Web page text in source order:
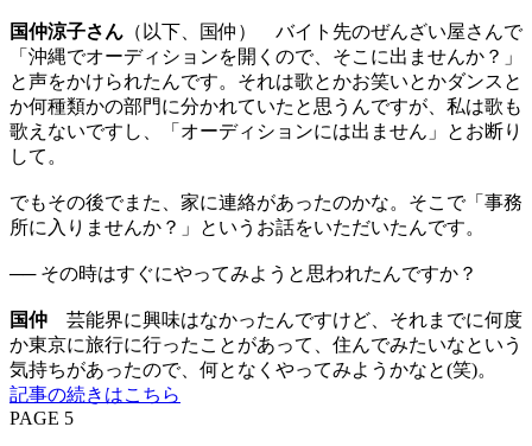
国仲涼子さん （以下、国仲） バイト先のぜんざい屋さんで
「沖縄でオーディションを開くので、そこに出ませんか？」
と声をかけられたんです。それは歌とかお笑いとかダンスと
か何種類かの部門に分かれていたと思うんですが、私は歌も
歌えないですし、「オーディションには出ません」とお断り
して。
でもその後でまた、家に連絡があったのかな。そこで「事務
所に入りませんか？」というお話をいただいたんです。
── その時はすぐにやってみようと思われたんですか？
国仲 芸能界に興味はなかったんですけど、それまでに何度
か東京に旅行に行ったことがあって、住んでみたいなという
気持ちがあったので、何となくやってみようかなと(笑)。
記事の続きはこちら
PAGE 5